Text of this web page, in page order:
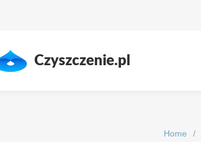
Czyszczenie.pl
Home /